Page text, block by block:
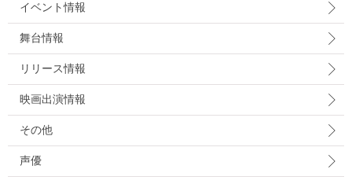
イベント情報
舞台情報
リリース情報
映画出演情報
その他
声優